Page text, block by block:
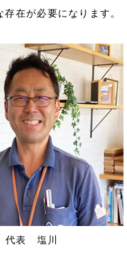
在が必要になります。
代表 塩川